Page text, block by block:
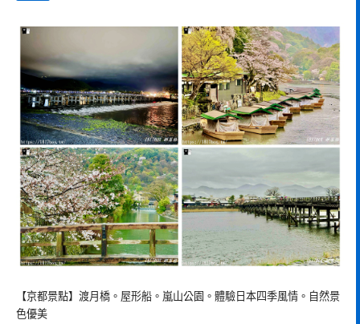
【京都景點】渡月橋。屋形船。嵐山公園。體驗日本四季風情。自然景
色優美